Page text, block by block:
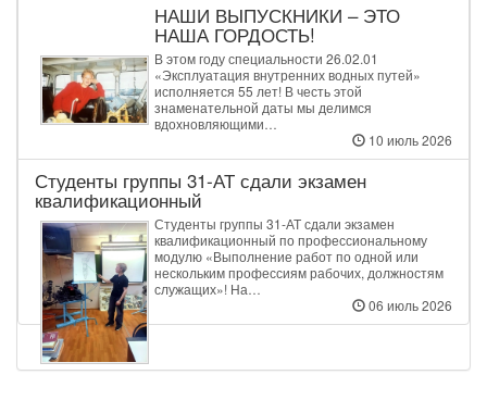
НАШИ ВЫПУСКНИКИ – ЭТО
НАША ГОРДОСТЬ!
В этом году специальности 26.02.01
«Эксплуатация внутренних водных путей»
исполняется 55 лет! В честь этой
знаменательной даты мы делимся
вдохновляющими…
10 июль 2026
Студенты группы 31‑АТ сдали экзамен
квалификационный
Студенты группы 31‑АТ сдали экзамен
квалификационный по профессиональному
модулю «Выполнение работ по одной или
нескольким профессиям рабочих, должностям
служащих»! На…
06 июль 2026